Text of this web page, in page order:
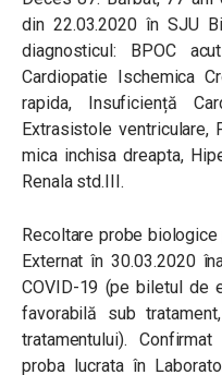
din 22.03.2020 în SJU
diagnosticul: BPOC
Cardiopatie Ischemica
rapida, Insuficiență
Extrasistole ventriculare,
mica inchisa dreapta,
Renala std.III.
Recoltare probe biologice
Externat în 30.03.2020
COVID-19 (pe biletul de
favorabilă sub
tratamentului).
proba lucrata în